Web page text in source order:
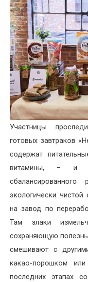
Участницы
готовых завтраков
содержат
витамины, – и
экологически
на завод по
Там злаки
сохраняющую
смешивают с
какао-порошком
последних этапах